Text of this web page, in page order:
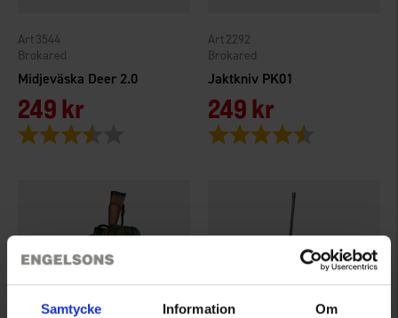
Samtycke Information Om
Midjeväska Deer 2.0
Brokared
3544
249 kr
Betyg: 3.5 utav 5 stjärnor
Jaktkniv PK01
Brokared
2292
249 kr
Betyg: